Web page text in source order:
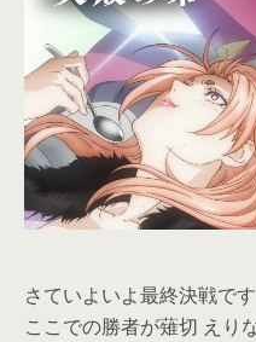
さていよいよ最終決戦です
ここでの勝者が薙切 えり